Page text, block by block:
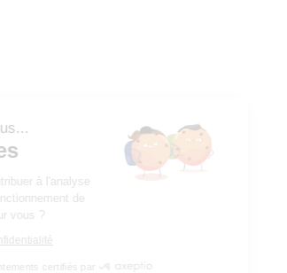
Bonjour c'est nous...
Les Cookies
Notre rôle est de contribuer à l'analyse
du trafic et au bon fonctionnement de
ce site. C'est OK pour vous ?
Lire la politique de confidentialité
Consentements certifiés par